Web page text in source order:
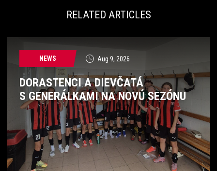
RELATED ARTICLES
NEWS Aug 9, 2026
DORASTENCI A DIEVČATÁ
S GENERÁLKAMI NA NOVÚ SEZÓNU